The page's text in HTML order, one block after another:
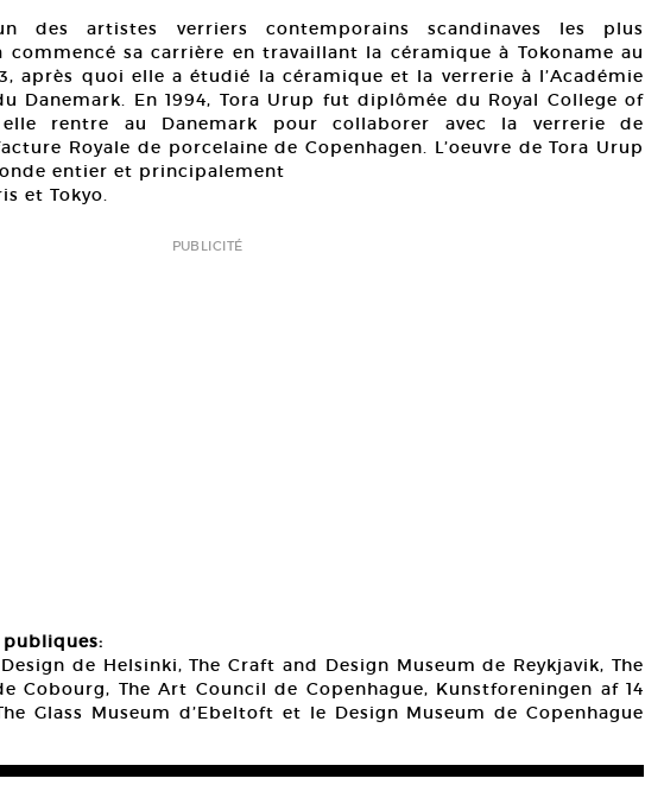
des artistes verriers contemporains scandinaves les plus
sa carrière en travaillant la céramique à Tokoname au
après quoi elle a étudié la céramique et la verrerie à l’Académie
Danemark. En 1994, Tora Urup fut diplômée du Royal College of
rentre au Danemark pour collaborer avec la verrerie de
Royale de porcelaine de Copenhagen. L’oeuvre de Tora Urup
entier et principalement
et Tokyo.
PUBLICITÉ
de Helsinki, The Craft and Design Museum de Reykjavik, The
Cobourg, The Art Council de Copenhague, Kunstforeningen af 14
Glass Museum d’Ebeltoft et le Design Museum de Copenhague